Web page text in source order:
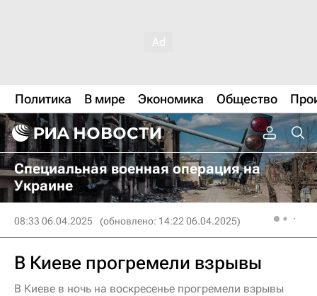
Политика В мире Экономика Общество
Специальная военная операция на
Украине
08:33 06.04.2025 (обновлено: 14:22 06.04.2025)
В Киеве прогремели взрывы
В Киеве в ночь на воскресенье прогремели взрывы